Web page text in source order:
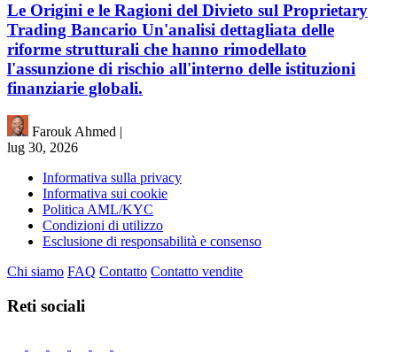
Le Origini e le Ragioni del Divieto sul Proprietary
Trading Bancario Un'analisi dettagliata delle
riforme strutturali che hanno rimodellato
l'assunzione di rischio all'interno delle istituzioni
finanziarie globali.
Farouk Ahmed |
lug 30, 2026
Informativa sulla privacy
Informativa sui cookie
Politica AML/KYC
Condizioni di utilizzo
Esclusione di responsabilità e consenso
Chi siamo FAQ Contatto Contatto vendite
Reti sociali